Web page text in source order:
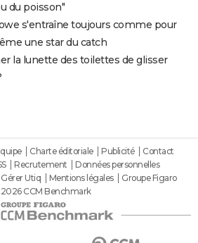
du poisson"
s'entraîne toujours comme pour
une star du catch
la lunette des toilettes de glisser
Charte éditoriale Publicité
Contact
Recrutement
Données personnelles
Gérer Utiq Mentions légales
Groupe Figaro
CCM Benchmark